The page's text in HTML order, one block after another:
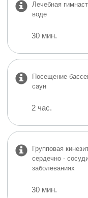
Лечебная
воде
30 мин.
Посещение
саун
2 час.
Групповая
сердечно -
заболеваниях
30 мин.